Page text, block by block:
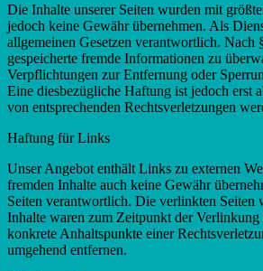
Die Inhalte unserer Seiten wurden mit
jedoch keine Gewähr übernehmen. Als
allgemeinen Gesetzen verantwortlich.
gespeicherte fremde Informationen zu
Verpflichtungen zur Entfernung oder
Eine diesbezügliche Haftung ist jedoch erst
von entsprechenden Rechtsverletzungen
Haftung für Links
Unser Angebot enthält Links zu externen
fremden Inhalte auch keine Gewähr
Seiten verantwortlich. Die verlinkten
Inhalte waren zum Zeitpunkt der
konkrete Anhaltspunkte einer
umgehend entfernen.